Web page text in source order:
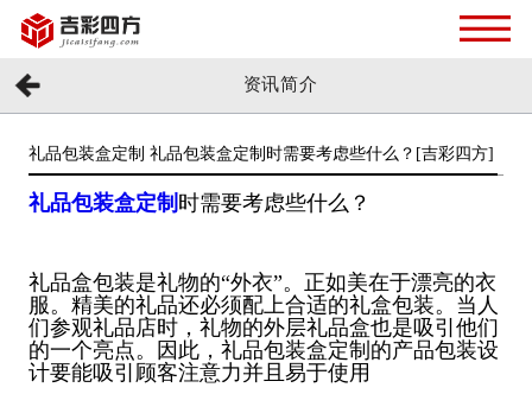
资讯简介
礼品包装盒定制 礼品包装盒定制时需要考虑些什么？[吉彩四方]
礼品包装盒定制 时需要考虑些什么？
礼品盒包装是礼物的“外衣”。正如美在于漂亮的衣
服。精美的礼品还必须配上合适的礼盒包装。当人
们参观礼品店时，礼物的外层礼品盒也是吸引他们
的一个亮点。因此，礼品包装盒定制的产品包装设
计要能吸引顾客注意力并且易于使用